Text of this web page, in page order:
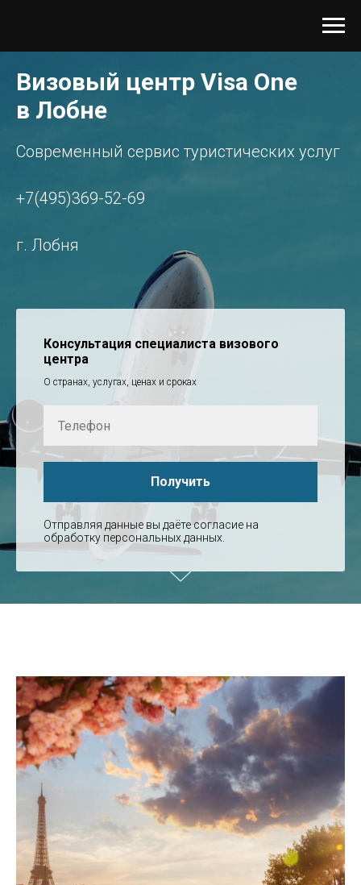
Визовый центр Visa One
в Лобне
Современный сервис туристических услуг
+7(495)369-52-69
г. Лобня
Консультация специалиста визового
центра
О странах, услугах, ценах и сроках
Получить
Отправляя данные вы даёте согласие на
обработку персональных данных.